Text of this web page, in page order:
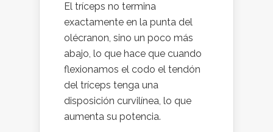
El tríceps no termina
exactamente en la punta del
olécranon, sino un poco más
abajo, lo que hace que cuando
flexionamos el codo el tendón
del tríceps tenga una
disposición curvilínea, lo que
aumenta su potencia.